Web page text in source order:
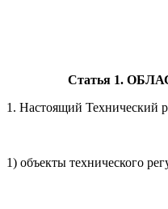
Статья 1.
1. Настоящий Технический
1) объекты технического